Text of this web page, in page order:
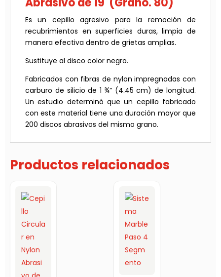
Es un cepillo agresivo para la remoción de
recubrimientos en superficies duras, limpia de
manera efectiva dentro de grietas amplias.
Sustituye al disco color negro.
Fabricados con fibras de nylon impregnadas con
carburo de silicio de 1 ¾” (4.45 cm) de longitud.
Un estudio determinó que un cepillo fabricado
con este material tiene una duración mayor que
200 discos abrasivos del mismo grano.
Productos relacionados